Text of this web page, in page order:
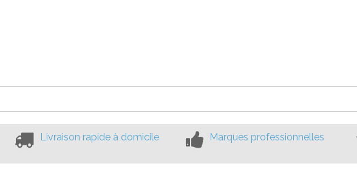
Livraison rapide à domicile Marques professionnelles